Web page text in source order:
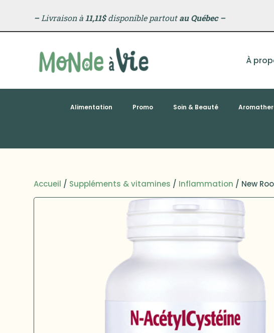
–Livraison à 11,11$disponible partoutau Québec –
À
Alimentation Promo Soin & Beauté
Accueil / Suppléments & vitamines / Inflammation / New